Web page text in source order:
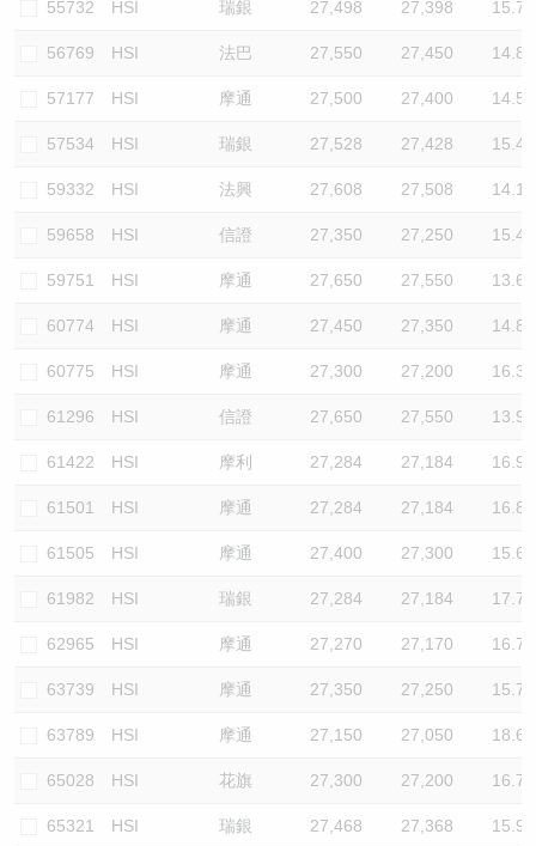
55732 HSI 瑞銀 27,498 27,398 15.7
56769 HSI 法巴 27,550 27,450 14.8
57177 HSI 摩通 27,500 27,400 14.5
57534 HSI 瑞銀 27,528 27,428 15.4
59332 HSI 法興 27,608 27,508 14.1
59658 HSI 信證 27,350 27,250 15.4
59751 HSI 摩通 27,650 27,550 13.6
60774 HSI 摩通 27,450 27,350 14.8
60775 HSI 摩通 27,300 27,200 16.3
61296 HSI 信證 27,650 27,550 13.9
61422 HSI 摩利 27,284 27,184 16.9
61501 HSI 摩通 27,284 27,184 16.8
61505 HSI 摩通 27,400 27,300 15.6
61982 HSI 瑞銀 27,284 27,184 17.7
62965 HSI 摩通 27,270 27,170 16.7
63739 HSI 摩通 27,350 27,250 15.7
63789 HSI 摩通 27,150 27,050 18.6
65028 HSI 花旗 27,300 27,200 16.7
65321 HSI 瑞銀 27,468 27,368 15.9